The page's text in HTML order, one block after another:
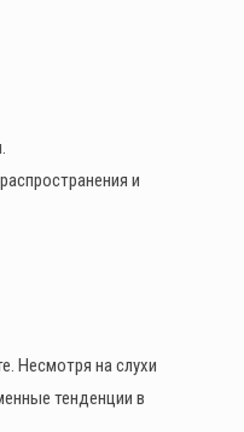
и
Несмотря на слухи
тенденции в